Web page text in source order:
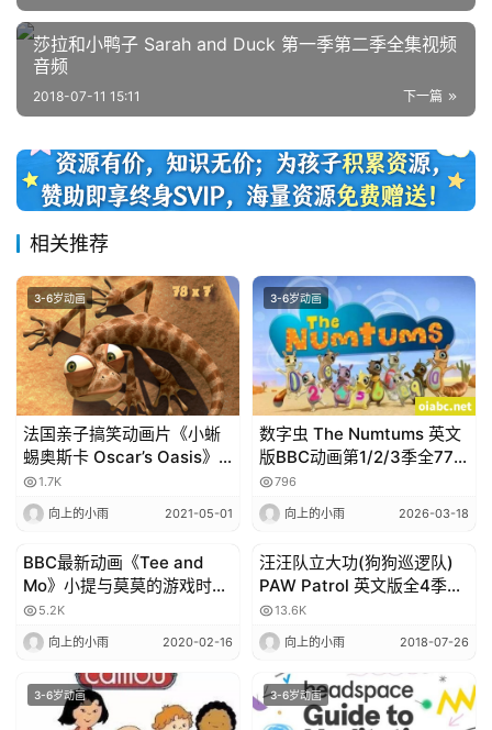
热
门
精
教
材
赞
助
本
站
莎拉和小鸭子 Sarah and Duck 第一季第二季全集视频
音频
下一篇
2018-07-11 15:11
相关推荐
3-6岁动画
法国亲子搞笑动画片《小蜥
蜴奥斯卡 Oscar’s Oasis》
全78集无对白 百度网盘下载
1.7K
向上的小雨 2021-05-01
3-6岁动画
数字虫 The Numtums 英文
版BBC动画第1/2/3季全77
集外挂字幕高清720P视频
MP4下载
796
向上的小雨 2026-03-18
3-6岁动画
BBC最新动画《Tee and
Mo》小提与莫莫的游戏时间,
中文版及英文版，一起重温
那些温暖的亲子时光！
5.2K
向上的小雨 2020-02-16
3-6岁动画
汪汪队立大功(狗狗巡逻队)
PAW Patrol 英文版全4季高
清百度网盘
13.6K
向上的小雨 2018-07-26
3-6岁动画 3-6岁动画